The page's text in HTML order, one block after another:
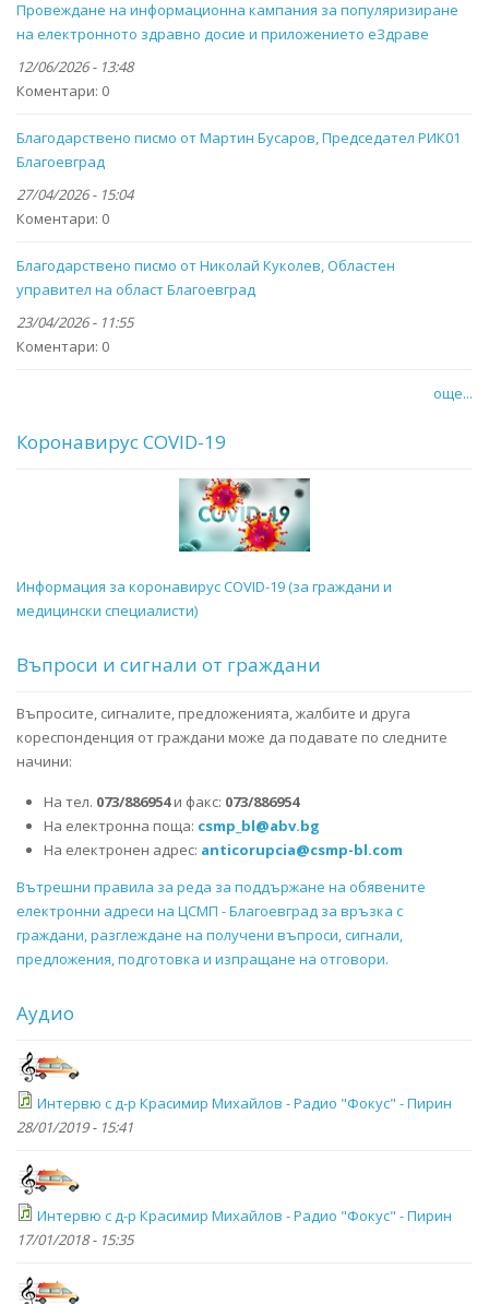
Провеждане на информационна кампания за популяризиране
на електронното здравно досие и приложението eЗдраве
12/06/2026 - 13:48
Коментари: 0
Благодарствено писмо от Мартин Бусаров, Председател РИК01
Благоевград
27/04/2026 - 15:04
Коментари: 0
Благодарствено писмо от Николай Куколев, Областен
управител на област Благоевград
23/04/2026 - 11:55
Коментари: 0
още...
Коронавирус COVID-19
Информация за коронавирус COVID-19 (за граждани и
медицински специалисти)
Въпроси и сигнали от граждани
Въпросите, сигналите, предложенията, жалбите и друга
кореспонденция от граждани може да подавате по следните
начини:
На тел. 073/886954и факс: 073/886954
На електронна поща: csmp_bl@abv.bg
На електронен адрес: anticorupcia@csmp-bl.com
Вътрешни правила за реда за поддържане на обявените
електронни адреси на ЦСМП - Благоевград за връзка с
граждани, разглеждане на получени въпроси, сигнали,
предложения, подготовка и изпращане на отговори.
Аудио
Интервю с д-р Красимир Михайлов - Радио "Фокус" - Пирин
28/01/2019 - 15:41
Интервю с д-р Красимир Михайлов - Радио "Фокус" - Пирин
17/01/2018 - 15:35